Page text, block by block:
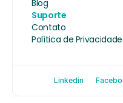
Blog
Suporte
Contato
Política de Privacidade
Linkedin